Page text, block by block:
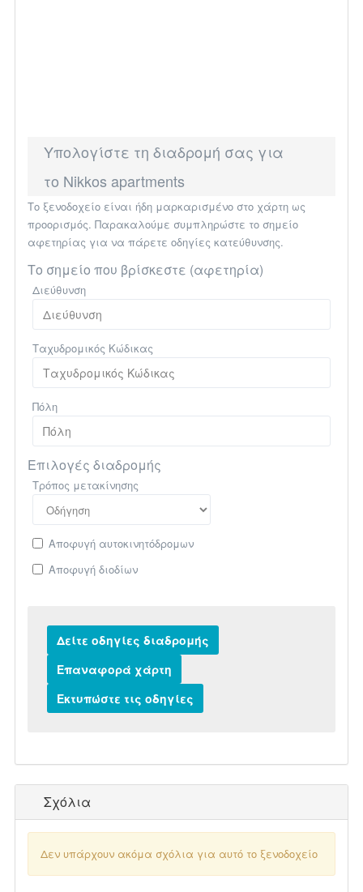
Υπολογίστε τη διαδρομή σας για
το Nikkos apartments
Το ξενοδοχείο είναι ήδη μαρκαρισμένο στο χάρτη ως
προορισμός. Παρακαλούμε συμπληρώστε το σημείο
αφετηρίας για να πάρετε οδηγίες κατεύθυνσης.
Το σημείο που βρίσκεστε (αφετηρία)
Διεύθυνση
Ταχυδρομικός Κώδικας
Πόλη
Επιλογές διαδρομής
Τρόπος μετακίνησης
Αποφυγή αυτοκινητόδρομων
Αποφυγή διοδίων
Σχόλια
Δεν υπάρχουν ακόμα σχόλια για αυτό το ξενοδοχείο